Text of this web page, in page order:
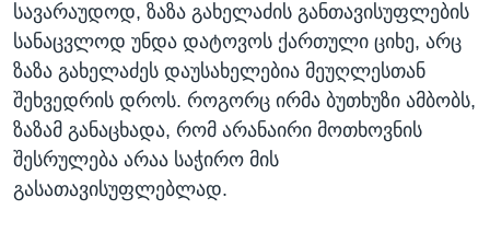
სავარაუდოდ, ზაზა გახელაძის განთავისუფლების
სანაცვლოდ უნდა დატოვოს ქართული ციხე, არც
ზაზა გახელაძეს დაუსახელებია მეუღლესთან
შეხვედრის დროს. როგორც ირმა ბუთხუზი ამბობს,
ზაზამ განაცხადა, რომ არანაირი მოთხოვნის
შესრულება არაა საჭირო მის
გასათავისუფლებლად.